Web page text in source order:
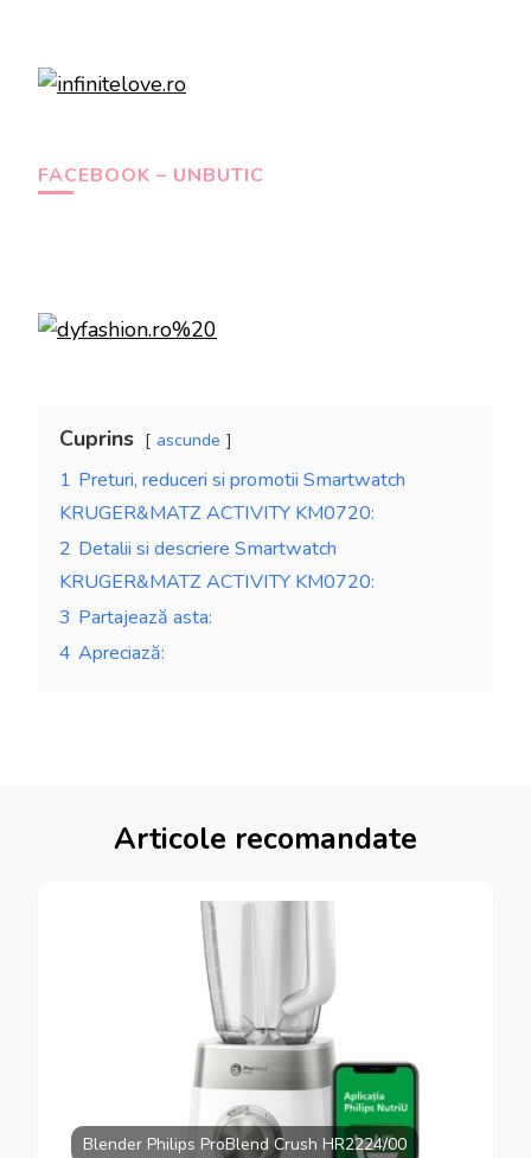
FACEBOOK – UNBUTIC
Cuprins ascunde
1 Preturi, reduceri si promotii Smartwatch
KRUGER&MATZ ACTIVITY KM0720:
2 Detalii si descriere Smartwatch
KRUGER&MATZ ACTIVITY KM0720:
3 Partajează asta:
4 Apreciază:
Articole recomandate
Blender Philips ProBlend Crush HR2224/00